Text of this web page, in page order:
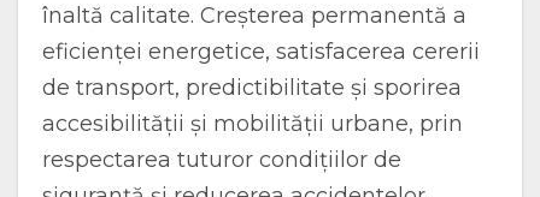
înaltă calitate. Creșterea permanentă a
eficienței energetice, satisfacerea cererii
de transport, predictibilitate și sporirea
accesibilității și mobilității urbane, prin
respectarea tuturor condițiilor de